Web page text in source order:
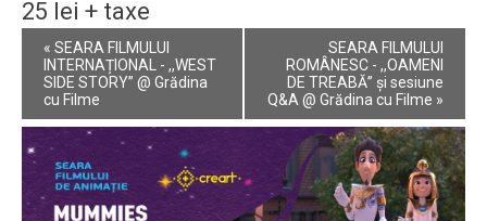
25 lei + taxe
Event
Navigation
« SEARA FILMULUI
INTERNAȚIONAL - ,,WEST
SIDE STORY” @ Grădina
cu Filme
SEARA FILMULUI
ROMÂNESC - ,,OAMENI
DE TREABĂ” și sesiune
Q&A @ Grădina cu Filme »